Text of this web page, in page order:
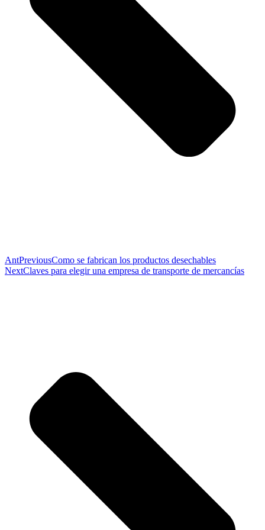
AntPreviousComo se fabrican los productos desechables
NextClaves para elegir una empresa de transporte de mercancías